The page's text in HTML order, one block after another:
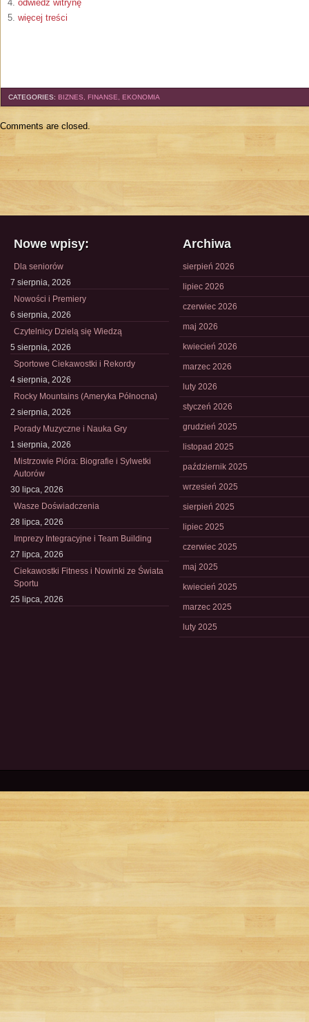
4. odwiedź witrynę
5. więcej treści
CATEGORIES: BIZNES, FINANSE, EKONOMIA
Comments are closed.
Nowe wpisy:
Dla seniorów
7 sierpnia, 2026
Nowości i Premiery
6 sierpnia, 2026
Czytelnicy Dzielą się Wiedzą
5 sierpnia, 2026
Sportowe Ciekawostki i Rekordy
4 sierpnia, 2026
Rocky Mountains (Ameryka Północna)
2 sierpnia, 2026
Porady Muzyczne i Nauka Gry
1 sierpnia, 2026
Mistrzowie Pióra: Biografie i Sylwetki
Autorów
30 lipca, 2026
Wasze Doświadczenia
28 lipca, 2026
Imprezy Integracyjne i Team Building
27 lipca, 2026
Ciekawostki Fitness i Nowinki ze Świata
Sportu
25 lipca, 2026
Archiwa
sierpień 2026
lipiec 2026
czerwiec 2026
maj 2026
kwiecień 2026
marzec 2026
luty 2026
styczeń 2026
grudzień 2025
listopad 2025
październik 2025
wrzesień 2025
sierpień 2025
lipiec 2025
czerwiec 2025
maj 2025
kwiecień 2025
marzec 2025
luty 2025